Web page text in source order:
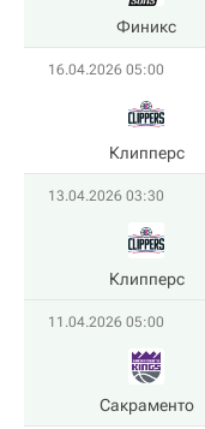
Финикс
16.04.2026 05:00
Клипперс
13.04.2026 03:30
Клипперс
11.04.2026 05:00
Сакраменто